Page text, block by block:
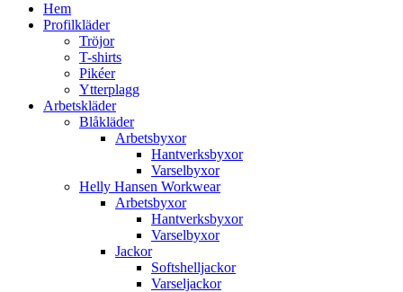
Hem
Profilkläder
Tröjor
T-shirts
Pikéer
Ytterplagg
Arbetskläder
Blåkläder
Arbetsbyxor
Hantverksbyxor
Varselbyxor
Helly Hansen Workwear
Arbetsbyxor
Hantverksbyxor
Varselbyxor
Jackor
Softshelljackor
Varseljackor